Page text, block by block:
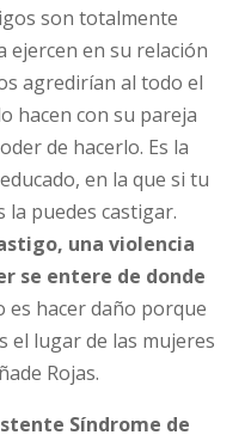
son totalmente
ejercen en su relación
agredirían al todo el
hacen con su pareja
de hacerlo. Es la
en la que si tu
la puedes castigar.
una violencia
se entere de donde
es hacer daño porque
el lugar de las mujeres
Rojas.
Síndrome de